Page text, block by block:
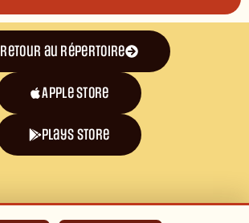
Retour au répertoire
Apple Store
plays store